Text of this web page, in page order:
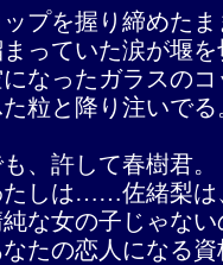
ップを握り締めた
っていた涙が堰
になったガラスの
粒と降り注いでる
、許して春樹君。
たしは……佐緒梨は
な女の子じゃない
なたの恋人になる